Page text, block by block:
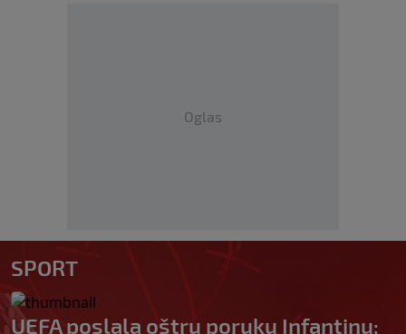
Oglas
SPORT
UEFA poslala oštru poruku Infantinu: